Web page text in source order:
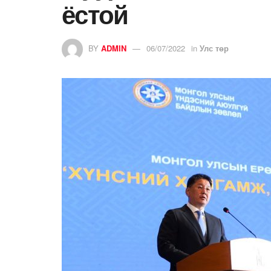
ёстой
BY ADMIN 06/07/2022 in Улс төр